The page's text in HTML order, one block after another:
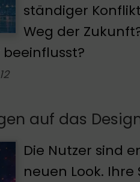
ständiger
Weg der
auf das
Die Nutzer sind
neuen Look.